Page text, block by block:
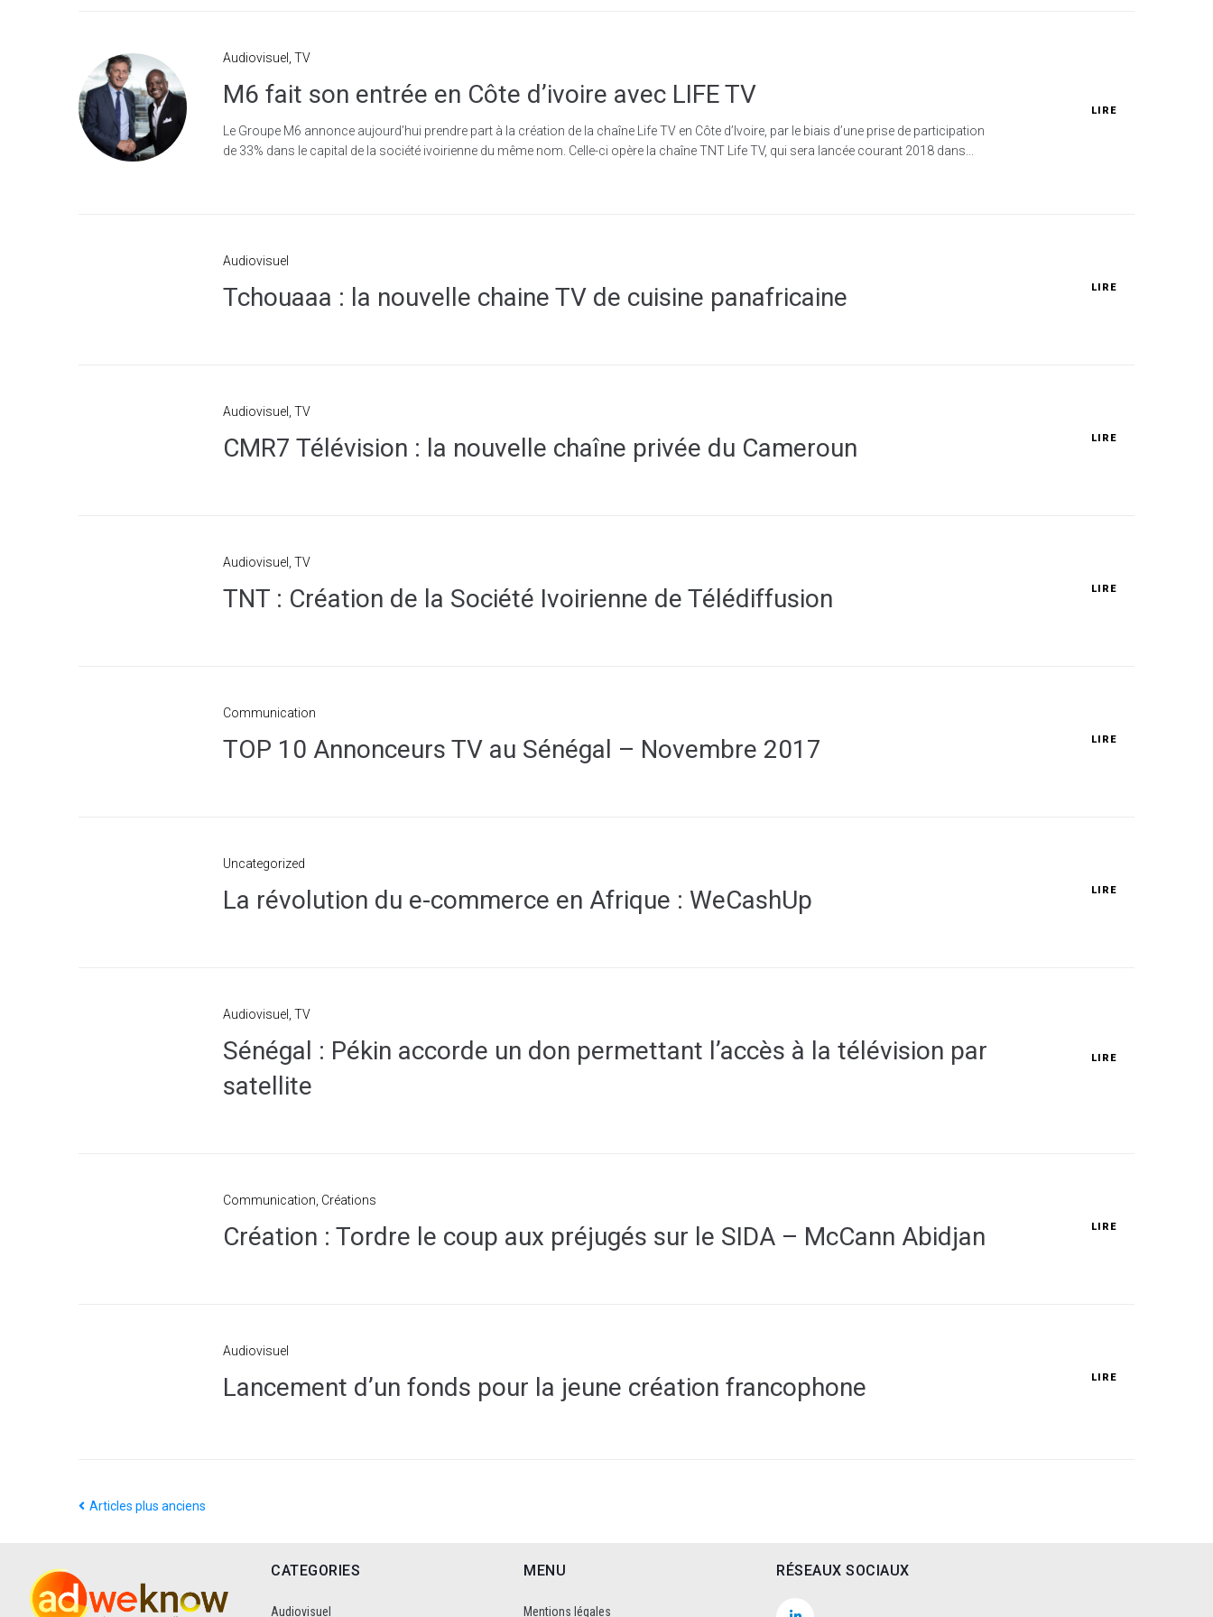
Audiovisuel TV
M6 fait son entrée en Côte d’ivoire avec LIFE TV
Le Groupe M6 annonce aujourd’hui prendre part à la création de la chaîne Life TV en Côte d’Ivoire, par le biais d’une prise de participation
de 33% dans le capital de la société ivoirienne du même nom. Celle-ci opère la chaîne TNT Life TV, qui sera lancée courant 2018 dans...
LIRE
Audiovisuel
Tchouaaa : la nouvelle chaine TV de cuisine panafricaine LIRE
Audiovisuel TV
CMR7 Télévision : la nouvelle chaîne privée du Cameroun LIRE
Audiovisuel TV
TNT : Création de la Société Ivoirienne de Télédiffusion LIRE
Communication
TOP 10 Annonceurs TV au Sénégal – Novembre 2017 LIRE
Uncategorized
La révolution du e-commerce en Afrique : WeCashUp LIRE
Audiovisuel TV
Sénégal : Pékin accorde un don permettant l’accès à la télévision par
satellite
LIRE
Communication Créations
Création : Tordre le coup aux préjugés sur le SIDA – McCann Abidjan LIRE
Audiovisuel
Lancement d’un fonds pour la jeune création francophone LIRE
Articles plus anciens
CATEGORIES
Audiovisuel
MENU
Mentions légales
RÉSEAUX SOCIAUX